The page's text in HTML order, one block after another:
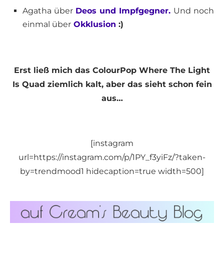
Agatha über Deos und Impfgegner. Und noch
einmal über Okklusion :)
Erst ließ mich das ColourPop Where The Light
Is Quad ziemlich kalt, aber das sieht schon fein
aus…
[instagram
url=https://instagram.com/p/1PY_f3yiFz/?taken-
by=trendmood1 hidecaption=true width=500]